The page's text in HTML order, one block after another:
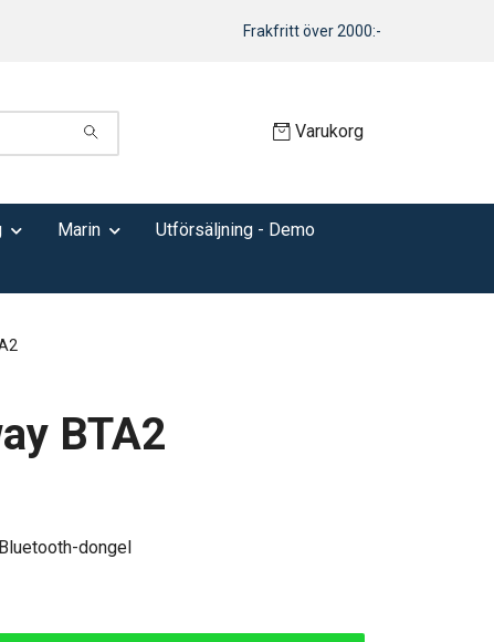
Frakfritt över 2000:-
Varukorg
Marin
Utförsäljning - Demo
BTA2
dongel